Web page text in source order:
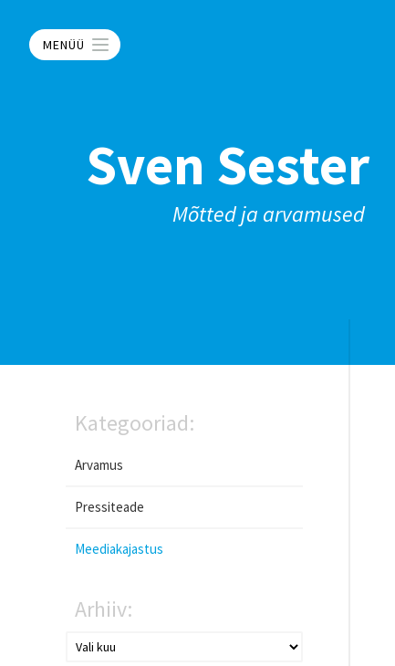
MENÜÜ
Sven Sester
Mõtted ja arvamused
Kategooriad:
Arvamus
Pressiteade
Meediakajastus
Arhiiv: